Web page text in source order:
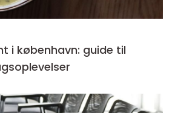
i københavn: guide til